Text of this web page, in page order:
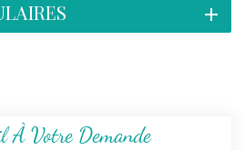
À Votre Demande